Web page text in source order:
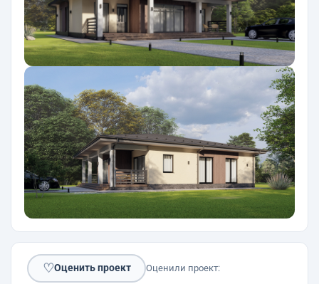
♡Оценить проект Оценили проект: